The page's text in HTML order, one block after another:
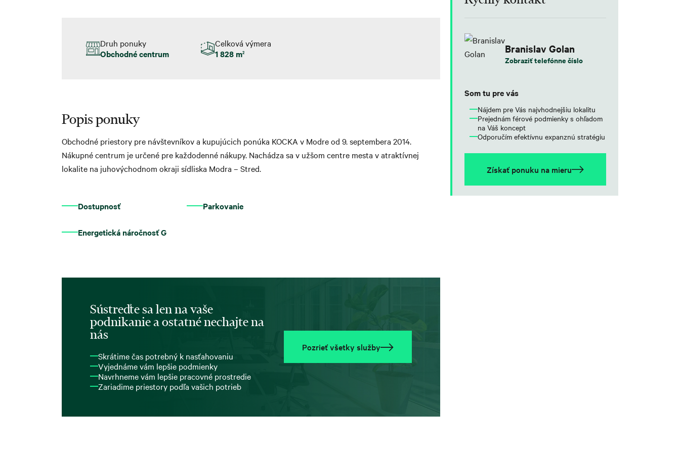
Druh ponuky
Obchodné centrum
Celková výmera
1 828 m2
Popis ponuky
Obchodné priestory pre návštevníkov a kupujúcich ponúka KOCKA v Modre od 9. septembera 2014.
Nákupné centrum je určené pre každodenné nákupy. Nachádza sa v užšom centre mesta v atraktívnej
lokalite na juhovýchodnom okraji sídliska Modra – Stred.
Dostupnosť Parkovanie
Energetická náročnosť G
Sústreďte sa len na vaše
podnikanie a ostatné nechajte na
nás
Skrátime čas potrebný k nasťahovaniu
Vyjednáme vám lepšie podmienky
Navrhneme vám lepšie pracovné prostredie
Zariadime priestory podľa vašich potrieb
Pozrieť všetky služby
Branislav Golan
Zobraziť telefónne číslo
Som tu pre vás
Nájdem pre Vás najvhodnejšiu lokalitu
Prejednám férové podmienky s ohľadom
na Váš koncept
Odporučím efektívnu expanznú stratégiu
Získať ponuku na mieru